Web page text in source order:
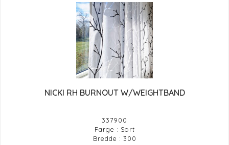
NICKI RH BURNOUT W/WEIGHTBAND
337900
Farge : Sort
Bredde : 300